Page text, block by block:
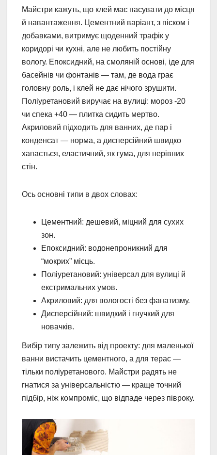
Майстри кажуть, що клей має пасувати до місця
й навантаження. Цементний варіант, з піском і
добавками, витримує щоденний трафік у
коридорі чи кухні, але не любить постійну
вологу. Епоксидний, на смоляній основі, іде для
басейнів чи фонтанів — там, де вода грає
головну роль, і клей не дає нічого зрушити.
Поліуретановий виручає на вулиці: мороз -20
чи спека +40 — плитка сидить мертво.
Акриловий підходить для ванних, де пар і
конденсат — норма, а дисперсійний швидко
хапається, еластичний, як гума, для нерівних
стін.
Ось основні типи в двох словах:
Цементний: дешевий, міцний для сухих
зон.
Епоксидний: водонепроникний для
“мокрих” місць.
Поліуретановий: універсал для вулиці й
екстримальних умов.
Акриловий: для вологості без фанатизму.
Дисперсійний: швидкий і гнучкий для
новачків.
Вибір типу залежить від проекту: для маленької
ванни вистачить цементного, а для терас —
тільки поліуретанового. Майстри радять не
гнатися за універсальністю — краще точний
підбір, ніж компроміс, що відпаде через півроку.